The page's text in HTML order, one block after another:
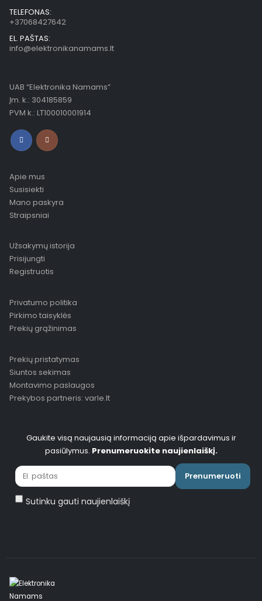
TELEFONAS:
+37068427642
EL. PAŠTAS:
info@elektronikanamams.lt
UAB “Elektronika Namams”
Įm. k.: 304185859
PVM k.: LT100010001914
Apie mus
Susisiekti
Mano paskyra
Straipsniai
Užsakymų istorija
Prisijungti
Registruotis
Privatumo politika
Pirkimo taisyklės
Prekių grąžinimas
Prekių pristatymas
Siuntos sekimas
Montavimo paslaugos
Prekybos partneris: varle.lt
Gaukite visą naujausią informaciją apie išpardavimus ir
pasiūlymus. Prenumeruokite naujienlaiškį.
Prenumeruoti
Sutinku gauti naujienlaiškį